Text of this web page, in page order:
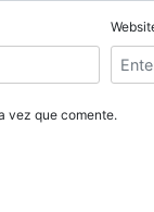
vez que comente.